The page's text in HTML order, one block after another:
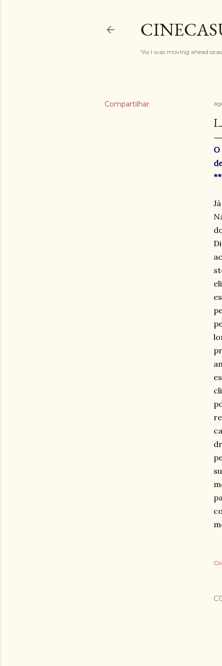
"As I was moving ahead
Compartilhar
**